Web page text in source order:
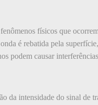
físicos que
é rebatida pela
podem causar
da intensidade do sinal de